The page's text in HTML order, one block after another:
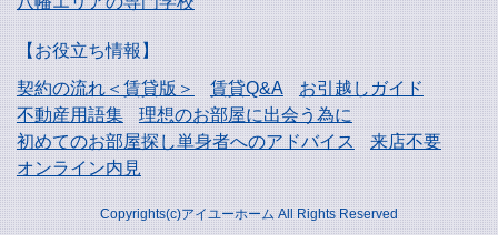
【お役立ち情報】
契約の流れ＜賃貸版＞
賃貸Q&A
お引越しガイド
不動産用語集
理想のお部屋に出会う為に
初めてのお部屋探し単身者へのアドバイス
来店不要
オンライン内見
Copyrights(c)アイユーホーム All Rights Reserved